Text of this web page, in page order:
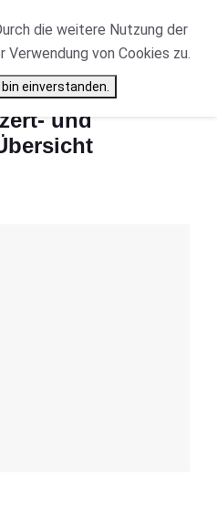
Kongresshalle Übersicht
und
die weitere Nutzung der
von Cookies zu.
bin einverstanden.